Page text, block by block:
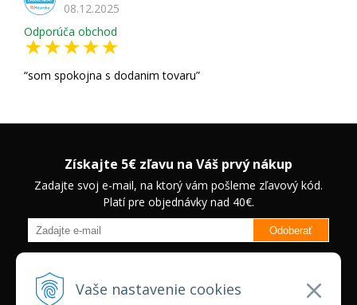
Vaše nastavenie cookies
08.12.2025
Odporúča obchod
som spokojna s dodanim tovaru
Získajte 5€ zľavu na Váš prvý nákup
Zadajte svoj e-mail, na ktorý vám pošleme zľavový kód.
Platí pre objednávky nad 40€.
Odoberať
zľavách na vybrané produkty.
Neplatí pre Veľkoobchodných
zákazníkov.